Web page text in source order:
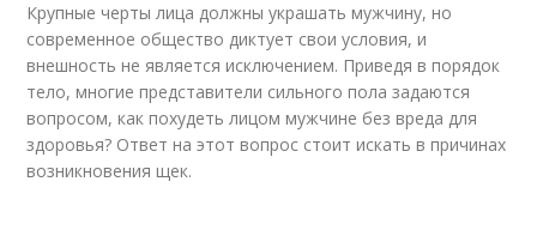
Крупные черты лица должны украшать мужчину, но
современное общество диктует свои условия, и
внешность не является исключением. Приведя в порядок
тело, многие представители сильного пола задаются
вопросом, как похудеть лицом мужчине без вреда для
здоровья? Ответ на этот вопрос стоит искать в причинах
возникновения щек.